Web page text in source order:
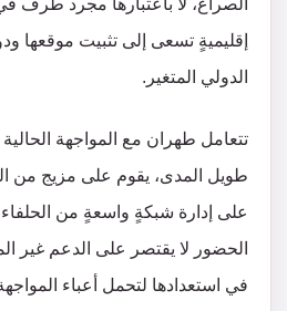
الصراع، لا باعتبارها مجرد طرف
إقليميةٍ تسعى إلى تثبيت موقعها
الدولي المتغير.
تتعامل طهران مع المواجهة
طويل المدى، يقوم على مزيج من
على إدارة شبكةٍ واسعةٍ من
الحضور لا يقتصر على الدعم غير
في استعدادها لتحمل أعباء